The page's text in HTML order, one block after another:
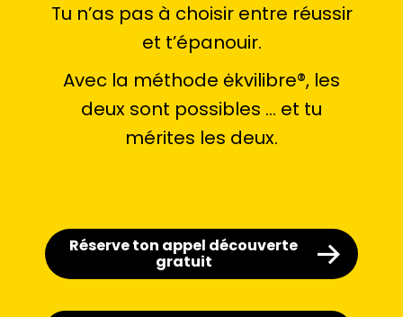
Tu n’as pas à choisir entre réussir
et t’épanouir.
Avec la méthode ėkvilibre®, les
deux sont possibles … et tu
mérites les deux.
Réserve ton appel découverte
gratuit